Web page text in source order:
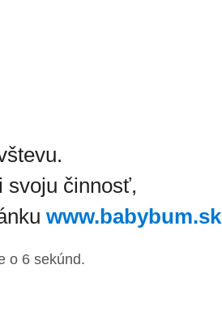
svoju činnosť,
www.babybum.sk
o 6sekúnd.